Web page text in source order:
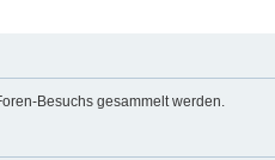
Besuchs gesammelt werden.